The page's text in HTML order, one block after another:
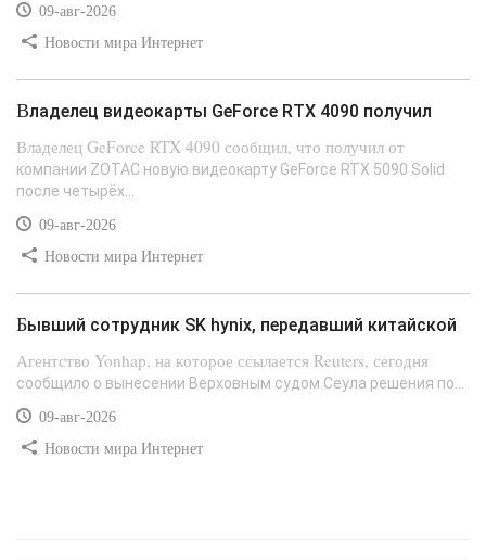
09-авг-2026
Новости мира Интернет
Владелец видеокарты GeForce RTX 4090 получил
Владелец GeForce RTX 4090 сообщил, что получил от
компании ZOTAC новую видеокарту GeForce RTX 5090 Solid
после четырёх...
09-авг-2026
Новости мира Интернет
Бывший сотрудник SK hynix, передавший китайской
Агентство Yonhap, на которое ссылается Reuters, сегодня
сообщило о вынесении Верховным судом Сеула решения по...
09-авг-2026
Новости мира Интернет